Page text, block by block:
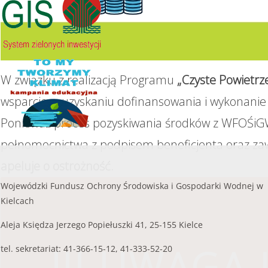
W związku z realizacją Programu „Czyste
wsparcie w uzyskaniu dofinansowania i
Ponieważ proces pozyskiwania środków z
pełnomocnictwa z podpisem beneficjenta oraz
czytaj więcej...
przekroczyć8 000,00 zł.
......
czytaj więcej...
Wojewódzki Fundusz Ochrony Środowiska i Gospodarki Wodnej w
Kielcach
Aleja Księdza Jerzego Popiełuszki 41, 25-155 Kielce
tel. sekretariat: 41-366-15-12, 41-333-52-20